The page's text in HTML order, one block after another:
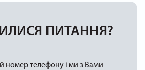
ПИТАННЯ?
номер телефону і ми з Вами